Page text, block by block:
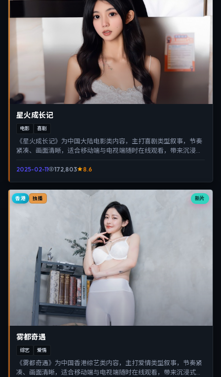
星火成长记
电影 喜剧
《星火成长记》为中国大陆电影类内容，主打喜剧类型叙事，节奏
紧凑、画面清晰，适合移动端与电视端随时在线观看，带来沉浸式
2025-02-11 172,803 8.6
新片
香港 独播
雾都奇遇
综艺 爱情
《雾都奇遇》为中国香港综艺类内容，主打爱情类型叙事，节奏紧
凑、画面清晰，适合移动端与电视端随时在线观看，带来沉浸式视